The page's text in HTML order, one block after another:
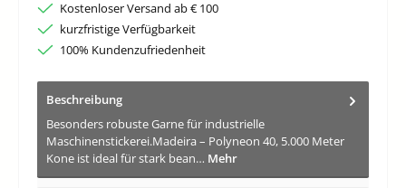
Kostenloser Versand ab € 100
kurzfristige Verfügbarkeit
100% Kundenzufriedenheit
Beschreibung
Besonders robuste Garne für industrielle
Maschinenstickerei.Madeira – Polyneon 40, 5.000 Meter
Kone ist ideal für stark bean… Mehr